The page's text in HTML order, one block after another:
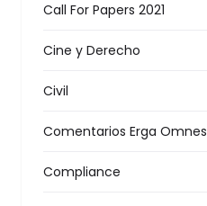
Call For Papers 2021
Cine y Derecho
Civil
Comentarios Erga Omnes
Compliance